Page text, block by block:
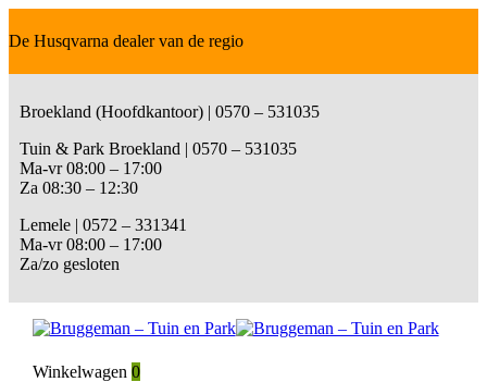
De Husqvarna dealer van de regio
Broekland (Hoofdkantoor) | 0570 – 531035
Tuin & Park Broekland | 0570 – 531035
Ma-vr 08:00 – 17:00
Za 08:30 – 12:30
Lemele | 0572 – 331341
Ma-vr 08:00 – 17:00
Za/zo gesloten
Winkelwagen 0